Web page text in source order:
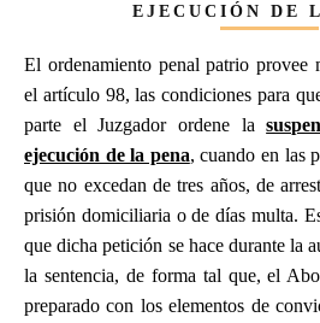
EJECUCIÓN DE
El ordenamiento penal patrio provee
el artículo 98, las condiciones para
parte el Juzgador ordene la
ejecución de la pena, cuando en las
que no excedan de tres años, de
prisión domiciliaria o de días multa.
que dicha petición se hace durante la
la sentencia, de forma tal que, el
preparado con los elementos de